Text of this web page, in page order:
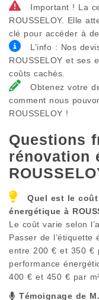
Important ! La
ROUSSELOY. Elle
clé pour accéder à
L’info : Nos
ROUSSELOY et ses
coûts cachés.
Obtenez votre
comment nous
ROUSSELOY !
Questions
rénovation
Quel est le coût
énergétique à
Le coût varie selon
Passer de
entre 200 € et 350 €
performance
400 € et 450 € par
Témoignage de